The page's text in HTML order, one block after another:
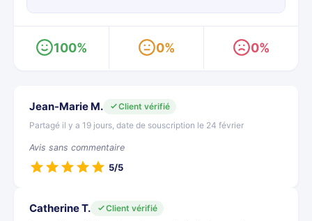
100% 0% 0%
Jean-Marie M.
Client vérifié
Partagé il y a 19 jours, date de souscription le 24 février
Avis sans commentaire
5/5
Catherine T.
Client vérifié